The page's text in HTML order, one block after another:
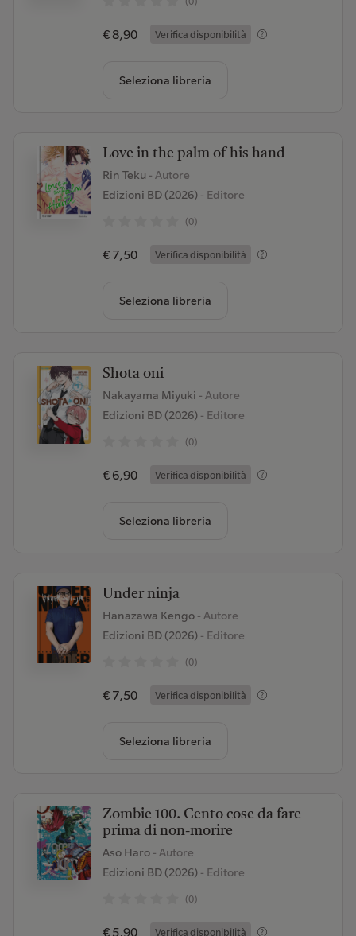
€ 8,90 Verifica disponibilità
Seleziona libreria
Love in the palm of his hand
Rin Teku - Autore
Edizioni BD (2026)- Editore
(0)
€ 7,50 Verifica disponibilità
Seleziona libreria
Shota oni
Nakayama Miyuki - Autore
Edizioni BD (2026)- Editore
(0)
€ 6,90 Verifica disponibilità
Seleziona libreria
Under ninja
Hanazawa Kengo - Autore
Edizioni BD (2026)- Editore
(0)
€ 7,50 Verifica disponibilità
Seleziona libreria
Zombie 100. Cento cose da fare
prima di non-morire
Aso Haro - Autore
Edizioni BD (2026)- Editore
(0)
€ 5,90 Verifica disponibilità